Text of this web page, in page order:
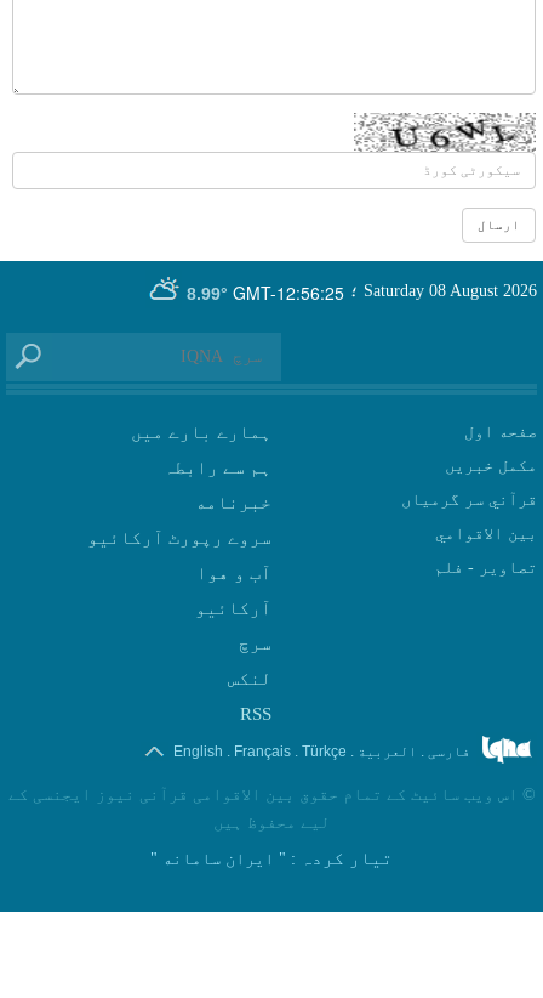
GMT-12:56:25
8.99° Saturday 08 August 2026 ؛
صفحه اول
مکمل خبریں
قرآني سر گرمياں
بين الاقوامي
تصاوير - فلم
ہمارے بارے میں
ہم سے رابطہ
سروے رپورٹ آرکائیو
آب و هوا
سرچ
لنکس
RSS
فارسی . العربیة .
Türkçe
.
Français
.
English
© اس ویب سائیٹ کے تمام حقوق بین الاقوامی قرآنی نیوز ایجنسی کے
لیے محفوظ ہیں
تیار کردہ : " ایران سامانه "